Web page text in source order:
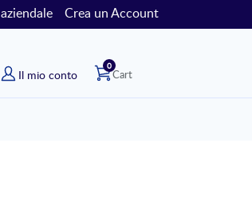
Crea un Account
Il mio conto Cart
0elementi